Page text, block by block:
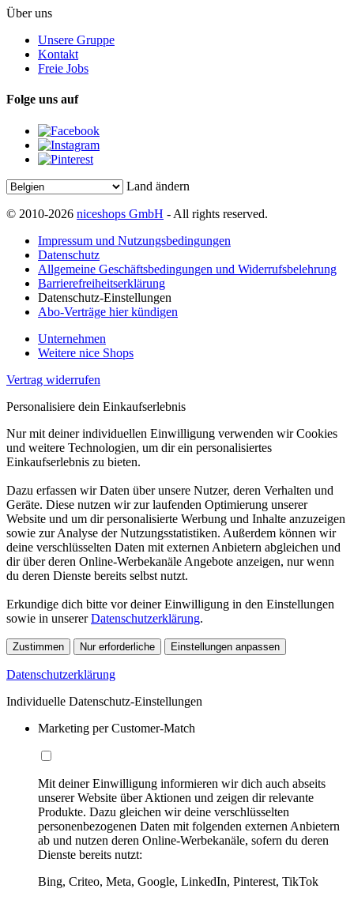
Über uns
Unsere Gruppe
Kontakt
Freie Jobs
Folge uns auf
Land ändern
© 2010-2026 niceshops GmbH - All rights reserved.
Impressum und Nutzungsbedingungen
Datenschutz
Allgemeine Geschäftsbedingungen und Widerrufsbelehrung
Barrierefreiheitserklärung
Datenschutz-Einstellungen
Abo-Verträge hier kündigen
Unternehmen
Weitere nice Shops
Vertrag widerrufen
Personalisiere dein Einkaufserlebnis
Nur mit deiner individuellen Einwilligung verwenden wir Cookies
und weitere Technologien, um dir ein personalisiertes
Einkaufserlebnis zu bieten.
Dazu erfassen wir Daten über unsere Nutzer, deren Verhalten und
Geräte. Diese nutzen wir zur laufenden Optimierung unserer
Website und um dir personalisierte Werbung und Inhalte anzuzeigen
sowie zur Analyse der Nutzungsstatistiken. Außerdem können wir
deine verschlüsselten Daten mit externen Anbietern abgleichen und
dir über deren Online-Werbekanäle Angebote anzeigen, nur wenn
du deren Dienste bereits selbst nutzt.
Erkundige dich bitte vor deiner Einwilligung in den Einstellungen
sowie in unsererDatenschutzerklärung.
Zustimmen Nur erforderliche Einstellungen anpassen
Datenschutzerklärung
Individuelle Datenschutz-Einstellungen
Marketing per Customer-Match
Mit deiner Einwilligung informieren wir dich auch abseits
unserer Website über Aktionen und zeigen dir relevante
Produkte. Dazu gleichen wir deine verschlüsselten
personenbezogenen Daten mit folgenden externen Anbietern
ab und nutzen deren Online-Werbekanäle, sofern du deren
Dienste bereits nutzt:
Bing, Criteo, Meta, Google, LinkedIn, Pinterest, TikTok